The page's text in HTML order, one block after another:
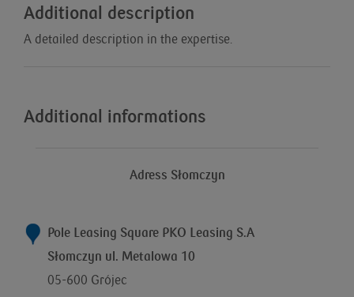
Additional description
A detailed description in the expertise.
Additional informations
Adress Słomczyn
Pole Leasing Square PKO Leasing S.A
Słomczyn ul. Metalowa 10
05-600 Grójec